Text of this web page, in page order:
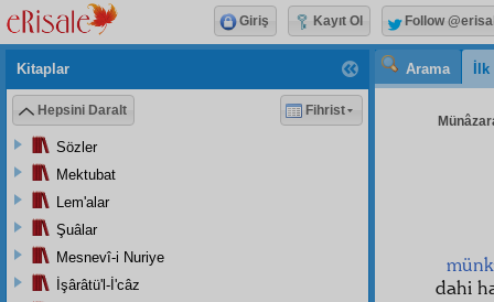
Arama
dahi
Kitaplar
Hepsini Daralt Fihrist
Sözler
Mektubat
Lem'alar
Şuâlar
Mesnevî-i Nuriye
İşârâtü'l-İ'câz
Giriş Kayıt Ol Follow